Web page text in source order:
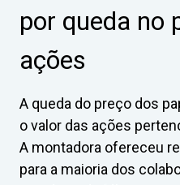
por queda no
ações
A queda do preço dos
o valor das ações
A montadora ofereceu
para a maioria dos